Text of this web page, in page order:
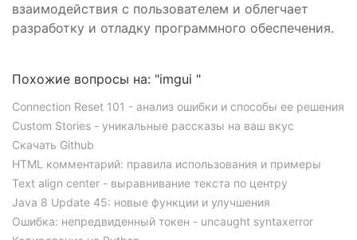
взаимодействия с пользователем и облегчает
разработку и отладку программного обеспечения.
Похожие вопросы на: "imgui "
Connection Reset 101 - анализ ошибки и способы ее решения
Custom Stories - уникальные рассказы на ваш вкус
Скачать Github
HTML комментарий: правила использования и примеры
Text align center - выравнивание текста по центру
Java 8 Update 45: новые функции и улучшения
Ошибка: непредвиденный токен - uncaught syntaxerror